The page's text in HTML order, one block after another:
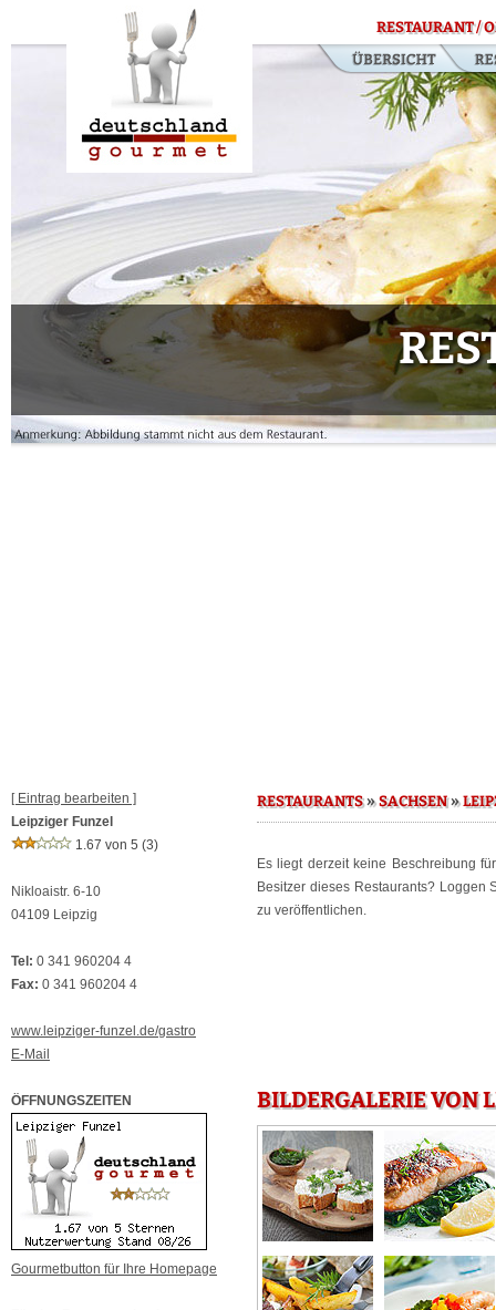
RESTAURANT /
[ Eintrag bearbeiten ]
Leipziger Funzel
1.67 von 5 (3)
Nikloaistr. 6-10
04109 Leipzig
Tel: 0 341 960204 4
Fax: 0 341 960204 4
www.leipziger-funzel.de/gastro
E-Mail
ÖFFNUNGSZEITEN
Gourmetbutton für Ihre Homepage
RESTAURANTS»SACHSEN»
Es liegt derzeit keine Beschreibung
Besitzer dieses Restaurants? Loggen
zu veröffentlichen.
BILDERGALERIE VON